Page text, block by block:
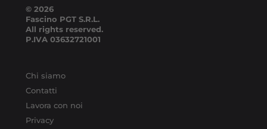
© 2026
Fascino PGT S.R.L.
All rights reserved.
P.IVA 03632721001
Chi siamo
Contatti
Lavora con noi
Privacy